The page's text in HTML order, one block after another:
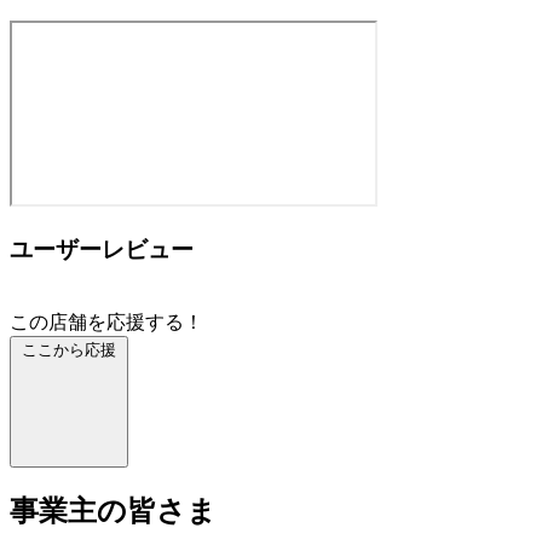
ユーザーレビュー
この店舗を応援する！
ここから応援
事業主の皆さま